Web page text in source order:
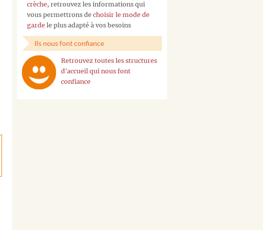
crèche, retrouvez les informations qui
vous permettrons de choisir le mode de
garde le plus adapté à vos besoins
Ils nous font confiance
Retrouvez toutes les structures
d'accueil qui nous font
confiance